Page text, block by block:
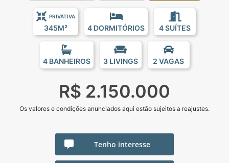
PRIVATIVA
345M² 4 DORMITÓRIOS 4 SUÍTES
4 BANHEIROS 3 LIVINGS 2 VAGAS
R$ 2.150.000
Os valores e condições anunciados aqui estão sujeitos a reajustes.
Tenho interesse